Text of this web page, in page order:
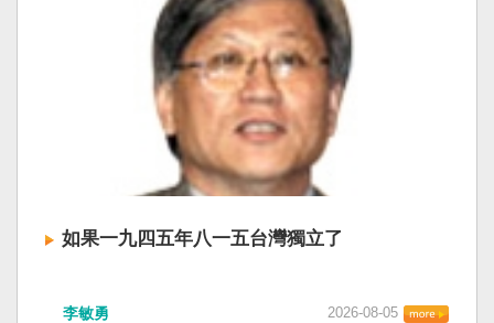
如果一九四五年八一五台灣獨立了
李敏勇 2026-08-05